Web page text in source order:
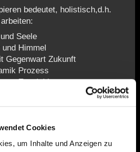
Cookies
um Inhalte und Anzeigen zu
bedeutet, holistisch,d.h.
Seele
Himmel
Gegenwart Zukunft
Prozess
Entwicklung
wirken 2 einander
aufbauende und auflösende
oder Konkurrenzkampf,
und Uneinigkeit. Vertraut